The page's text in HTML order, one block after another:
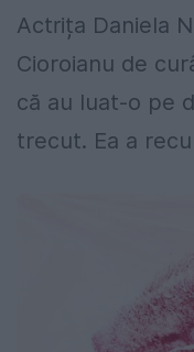
Actrița Daniela
Cioroianu de
că au luat-o pe
trecut. Ea a